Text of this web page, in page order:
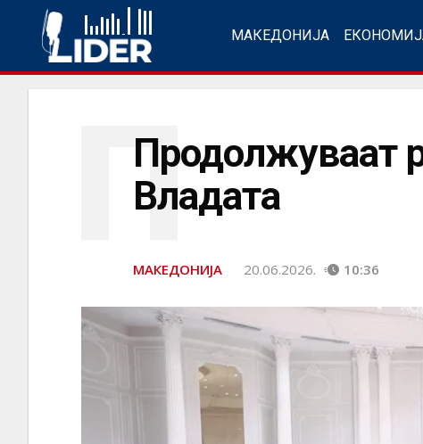
МАКЕДОНИЈА
Продолжуваат
Владата
П
МАКЕДОНИЈА 20.06.2026. 10:36